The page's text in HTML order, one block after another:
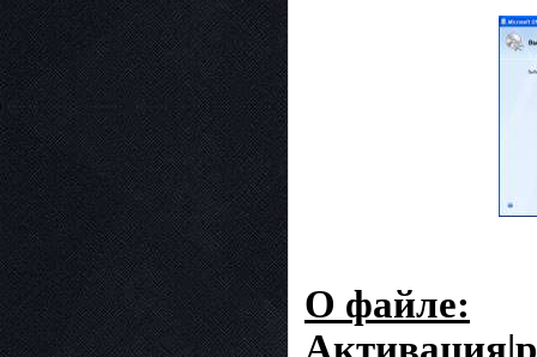
О файле: